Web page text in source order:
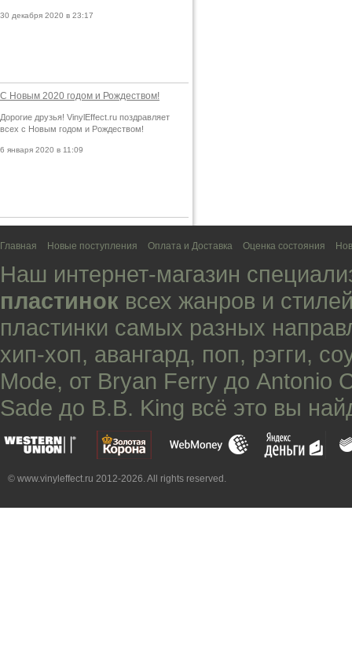
30 декабря 2020 в 23:17
С Новым 2020 годом и Рождеством!
Дорогие друзья! VinylEffect.ru поздравляет
всех с Новым годом и Рождеством!
6 января 2020 в 11:09
Главная Новые поступления Оплата и Доставка Оценка состояния
Наш интернет-магазин
пластинок всех жанров и
пластинки самых разных
хип-хоп, авангард, поп, рэгги,
Mode, от Bryan Ferry до Antonio
Sade до B.B. King всё это вы
© www.vinyleffect.ru 2012-2026. All rights reserved.